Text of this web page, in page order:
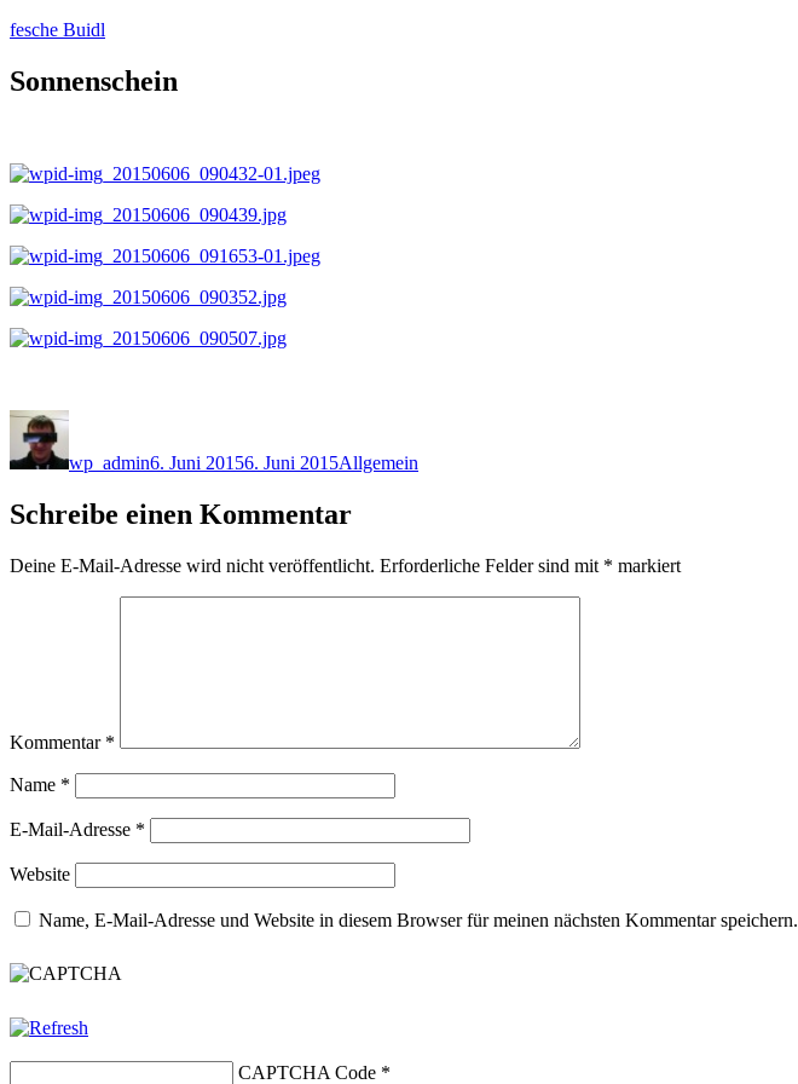
Zum
springen
fesche Buidl
Sonnenschein
Autor
wp_admin6. Juni 20156. Juni 2015Allgemein
Schreibe einen Kommentar
Deine E-Mail-Adresse wird nicht veröffentlicht. Erforderliche Felder sind mit * markiert
Kommentar *
Name *
E-Mail-Adresse *
Website
Name, E-Mail-Adresse und Website in diesem Browser für meinen nächsten Kommentar speichern.
CAPTCHA Code *